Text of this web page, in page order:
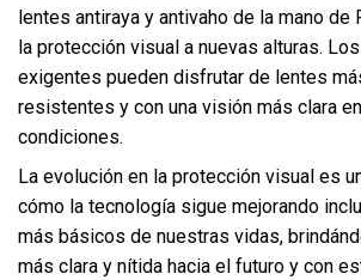
lentes antiraya y antivaho de la mano de
la protección visual a nuevas alturas.
exigentes pueden disfrutar de lentes
resistentes y con una visión más clara
condiciones.
La evolución en la protección visual es
cómo la tecnología sigue mejorando
más básicos de nuestras vidas,
más clara y nítida hacia el futuro y con